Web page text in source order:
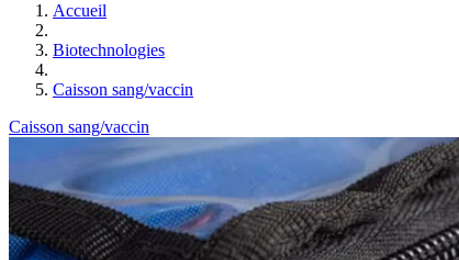
Accueil
Biotechnologies
Caisson sang/vaccin
Caisson sang/vaccin